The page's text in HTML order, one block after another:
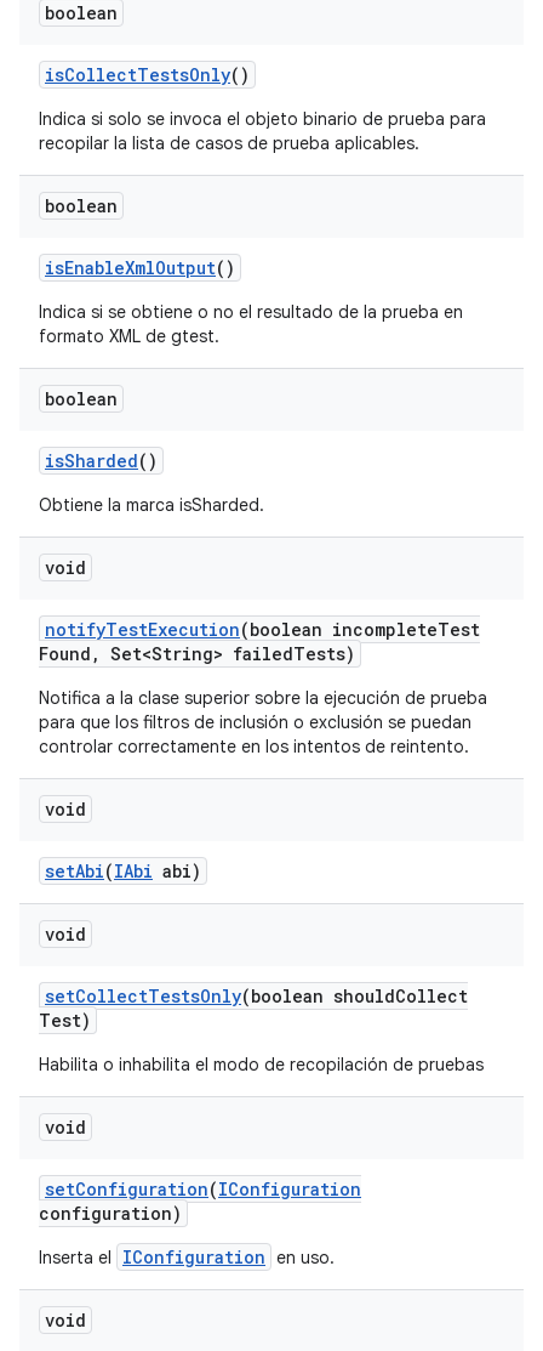
boolean
isCollectTestsOnly()
Indica si solo se invoca el objeto binario de prueba para
recopilar la lista de casos de prueba aplicables.
boolean
isEnableXmlOutput()
Indica si se obtiene o no el resultado de la prueba en
formato XML de gtest.
boolean
isSharded()
Obtiene la marca isSharded.
void
notifyTestExecution(boolean incompleteTest
Found , Set<String> failedTests)
Notifica a la clase superior sobre la ejecución de prueba
para que los filtros de inclusión o exclusión se puedan
controlar correctamente en los intentos de reintento.
void
setAbi(IAbi abi)
void
setCollectTestsOnly(boolean shouldCollect
Test)
Habilita o inhabilita el modo de recopilación de pruebas
void
setConfiguration(IConfiguration
configuration)
Inserta el IConfiguration en uso.
void